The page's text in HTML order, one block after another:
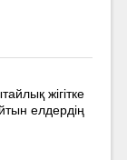
жігітке
елдердің